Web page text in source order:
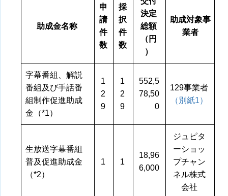
助成金名称
申
請
件
数
採
択
件
数
決定
総額
（円
）
助成対象事
業者
字幕番組、解説
番組及び手話番
組制作促進助成
金（*1）
1
2
9
1
2
9
552,5
78,50
0
129事業者
（別紙1）
生放送字幕番組
普及促進助成金
（*2）
1 1
18,96
6,000
ジュピタ
ーショッ
プチャン
ネル株式
会社